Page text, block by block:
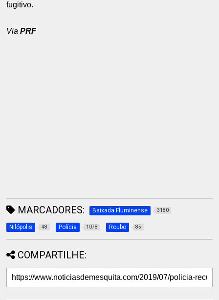
fugitivo.
ViaPRF
MARCADORES: Baixada Fluminense 3180
Nilópolis 48 Polícia 1078 Roubo 85
COMPARTILHE: